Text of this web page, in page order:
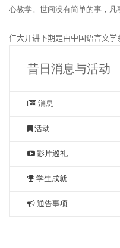
心教学。世间没有简单的事，凡
仁大开讲下期是由中国语言文
昔日消息与活动
消息
活动
影片巡礼
学生成就
通告事项